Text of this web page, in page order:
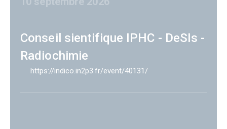
Conseil sientifique IPHC - DeSIs -
Radiochimie
https://indico.in2p3.fr/event/40131/